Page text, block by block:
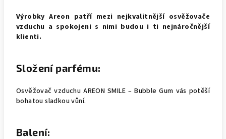
Výrobky Areon patří mezi nejkvalitnější osvěžovače
vzduchu a spokojeni s nimi budou i ti nejnáročnější
klienti.
Složení parfému:
Osvěžovač vzduchu AREON SMILE – Bubble Gum vás potěší
bohatou sladkou vůní.
Balení: